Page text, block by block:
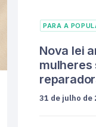
PARA A
Nova lei
mulheres
31 de julho de